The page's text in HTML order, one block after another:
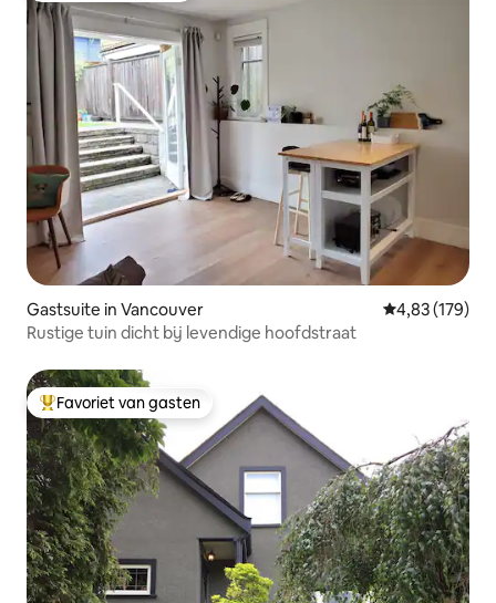
Gastsuite in Vancouver Gemiddelde
4,83 (179)
Rustige tuin dicht bij levendige hoofdstraat
Topfavoriet van gasten
Favoriet van gasten